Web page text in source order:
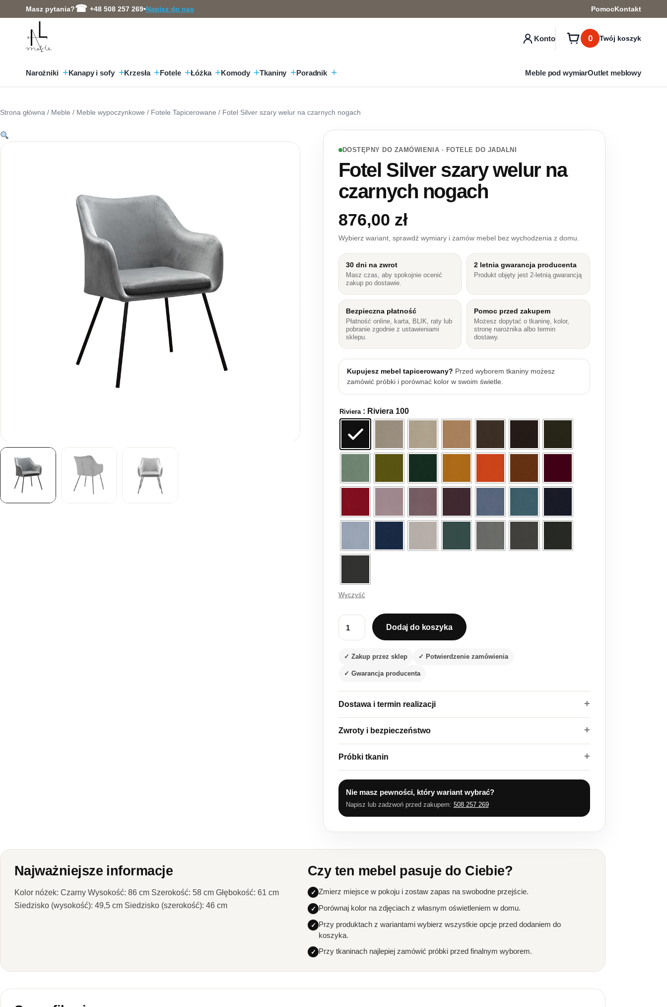
do
Masz pytania? +48 508 257 269•Napisz do nas PomocKontakt
Konto 0 Twój koszyk
Narożniki Kanapy i sofy Krzesła Fotele Łóżka Komody Tkaniny Poradnik Meble pod wymiarOutlet meblowy
Strona główna / Meble / Meble wypoczynkowe / Fotele Tapicerowane / Fotel Silver szary welur na czarnych nogach
DOSTĘPNY DO ZAMÓWIENIA · FOTELE DO JADALNI
Fotel Silver szary welur na
czarnych nogach
876,00 zł
Wybierz wariant, sprawdź wymiary i zamów mebel bez wychodzenia z domu.
30 dni na zwrot
Masz czas, aby spokojnie ocenić
zakup po dostawie.
2 letnia gwarancja producenta
Produkt objęty jest 2-letnią gwarancją
Bezpieczna płatność
Płatność online, karta, BLIK, raty lub
pobranie zgodnie z ustawieniami
sklepu.
Pomoc przed zakupem
Możesz dopytać o tkaninę, kolor,
stronę narożnika albo termin
dostawy.
Kupujesz mebel tapicerowany? Przed wyborem tkaniny możesz
zamówić próbki i porównać kolor w swoim świetle.
Riviera : Riviera 100
Wyczyść
ilość Fotel Silver szary welur na czarnych nogach
Dodaj do koszyka
✓ Zakup przez sklep ✓ Potwierdzenie zamówienia
✓ Gwarancja producenta
Dostawa i termin realizacji
Zwroty i bezpieczeństwo
Próbki tkanin
Nie masz pewności, który wariant wybrać?
Napisz lub zadzwoń przed zakupem: 508 257 269
Najważniejsze informacje
Kolor nóżek: Czarny Wysokość: 86 cm Szerokość: 58 cm Głębokość: 61 cm
Siedzisko (wysokość): 49,5 cm Siedzisko (szerokość): 46 cm
Czy ten mebel pasuje do Ciebie?
Zmierz miejsce w pokoju i zostaw zapas na swobodne przejście.
Porównaj kolor na zdjęciach z własnym oświetleniem w domu.
Przy produktach z wariantami wybierz wszystkie opcje przed dodaniem do
koszyka.
Przy tkaninach najlepiej zamówić próbki przed finalnym wyborem.